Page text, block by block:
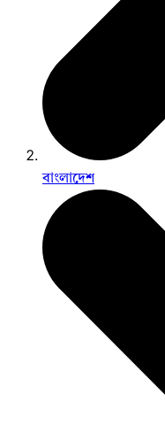
বাংলাদেশ